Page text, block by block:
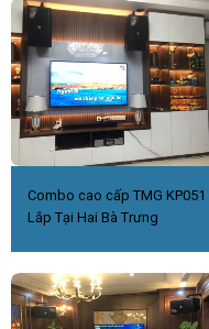
Combo cao cấp TMG KP051
Lắp Tại Hai Bà Trưng